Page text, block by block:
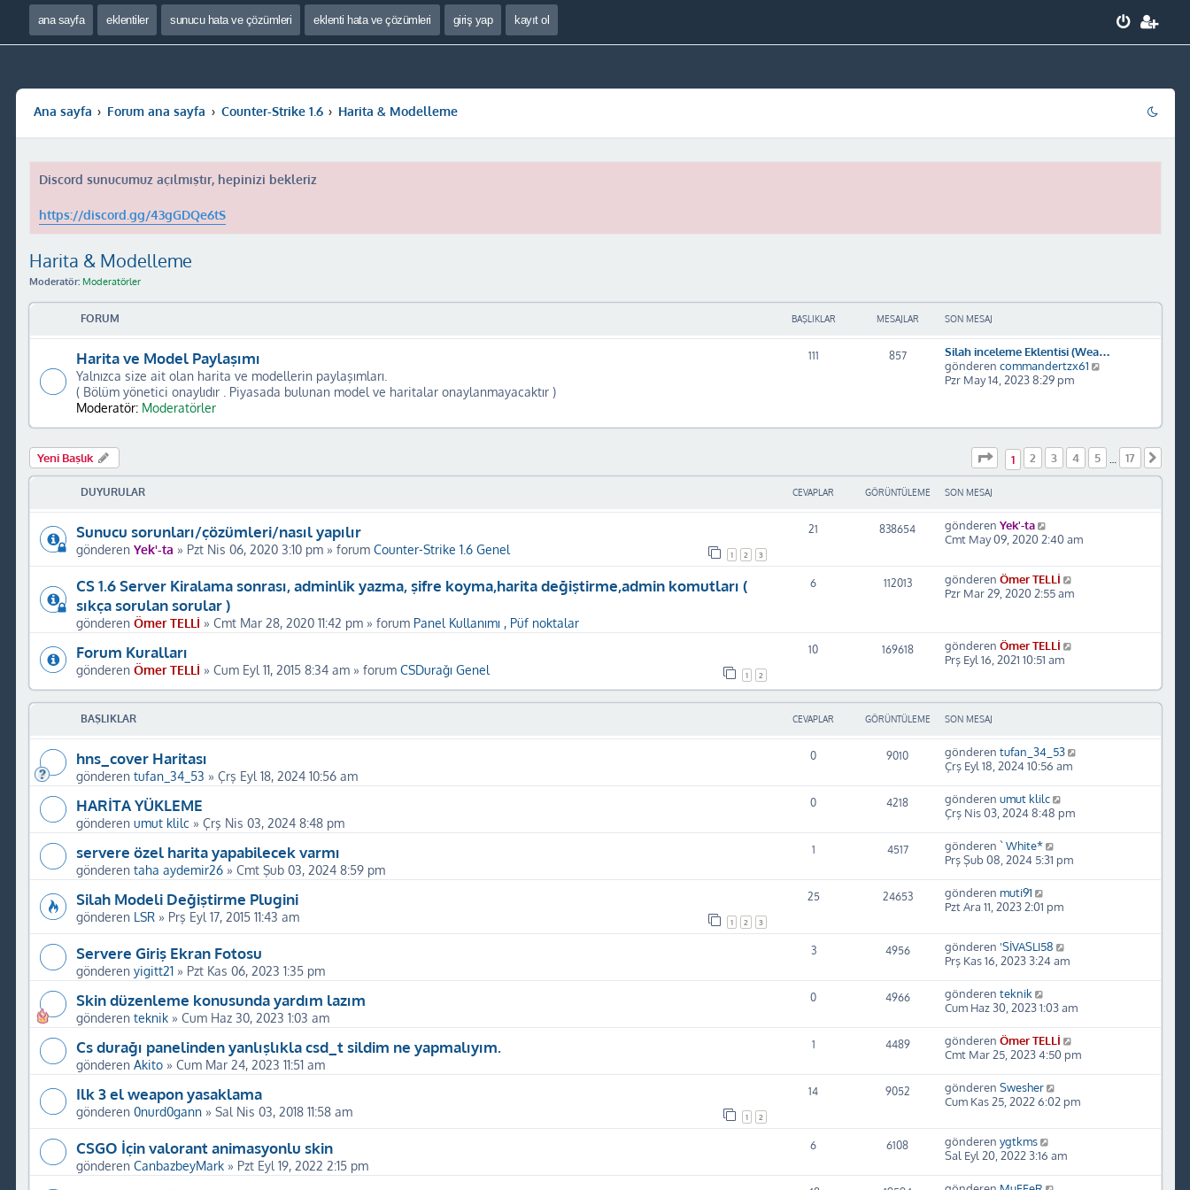
ana sayfa eklentiler sunucu hata ve çözümleri eklenti hata ve çözümleri giriş yap kayıt ol
Ana sayfa Forum ana sayfa Counter-Strike 1.6 Harita & Modelleme
Discord sunucumuz açılmıştır, hepinizi bekleriz
https://discord.gg/43gGDQe6tS
Harita & Modelleme
Moderatör: Moderatörler
FORUM BAŞLIKLAR MESAJLAR SON MESAJ
Harita ve Model Paylaşımı
Yalnızca size ait olan harita ve modellerin paylaşımları.
( Bölüm yönetici onaylıdır . Piyasada bulunan model ve haritalar onaylanmayacaktır )
Moderatör: Moderatörler
111 857
Silah inceleme Eklentisi (Wea…
gönderen commandertzx61
a
ı
t
Pzr May 14, 2023 8:29 pm
Yeni Başlık . sayfa (Toplam sayfa)
1 2 3 4 5 … 17
DUYURULAR CEVAPLAR GÖRÜNTÜLEME SON MESAJ
Sunucu sorunları/çözümleri/nasıl yapılır
gönderen Yek'-ta » Pzt Nis 06, 2020 3:10 pm» forum Counter-Strike 1.6 Genel 1 2 3
21 838654 gönderen Yek'-ta
Cmt May 09, 2020 2:40 am
CS 1.6 Server Kiralama sonrası, adminlik yazma, şifre koyma,harita değiştirme,admin komutları (
sıkça sorulan sorular )
gönderen Ömer TELLİ » Cmt Mar 28, 2020 11:42 pm» forum Panel Kullanımı , Püf noktalar
6 112013 gönderen Ömer TELLİ
Pzr Mar 29, 2020 2:55 am
Forum Kuralları
gönderen Ömer TELLİ » Cum Eyl 11, 2015 8:34 am» forum CSDurağı Genel 1 2
10 169618 gönderen Ömer TELLİ
Prş Eyl 16, 2021 10:51 am
BAŞLIKLAR CEVAPLAR GÖRÜNTÜLEME SON MESAJ
hns_cover Haritası
gönderen tufan_34_53 » Çrş Eyl 18, 2024 10:56 am
0 9010 gönderen tufan_34_53
Çrş Eyl 18, 2024 10:56 am
HARİTA YÜKLEME
gönderen umut klilc » Çrş Nis 03, 2024 8:48 pm
0 4218 gönderen umut klilc
Çrş Nis 03, 2024 8:48 pm
servere özel harita yapabilecek varmı
gönderen taha aydemir26» Cmt Şub 03, 2024 8:59 pm
1 4517 gönderen ` White*
Prş Şub 08, 2024 5:31 pm
Silah Modeli Değiştirme Plugini
gönderen LSR» Prş Eyl 17, 2015 11:43 am 1 2 3
25 24653 gönderen muti91
Pzt Ara 11, 2023 2:01 pm
Servere Giriş Ekran Fotosu
gönderen yigitt21» Pzt Kas 06, 2023 1:35 pm
3 4956 gönderen 'SİVASLI58
Prş Kas 16, 2023 3:24 am
Skin düzenleme konusunda yardım lazım
gönderen teknik» Cum Haz 30, 2023 1:03 am
0 4966 gönderen teknik
Cum Haz 30, 2023 1:03 am
Cs durağı panelinden yanlışlıkla csd_t sildim ne yapmalıyım.
gönderen Akito» Cum Mar 24, 2023 11:51 am
1 4489 gönderen Ömer TELLİ
Cmt Mar 25, 2023 4:50 pm
Ilk 3 el weapon yasaklama
gönderen 0nurd0gann» Sal Nis 03, 2018 11:58 am 1 2
14 9052 gönderen Swesher
Cum Kas 25, 2022 6:02 pm
CSGO İçin valorant animasyonlu skin
gönderen CanbazbeyMark» Pzt Eyl 19, 2022 2:15 pm
6 6108 gönderen ygtkms
Sal Eyl 20, 2022 3:16 am